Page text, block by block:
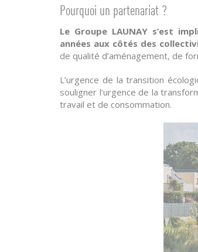
Pourquoi un partenariat ?
Le Groupe LAUNAY s’est
années aux côtés des
de qualité d’aménagement, de
L’urgence de la transition
souligner l’urgence de la
travail et de consommation.